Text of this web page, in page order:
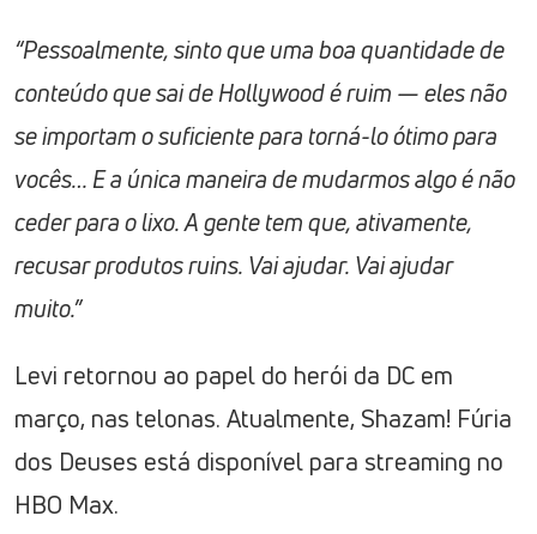
“Pessoalmente, sinto que uma boa quantidade de
conteúdo que sai de Hollywood é ruim — eles não
se importam o suficiente para torná-lo ótimo para
vocês… E a única maneira de mudarmos algo é não
ceder para o lixo. A gente tem que, ativamente,
recusar produtos ruins. Vai ajudar. Vai ajudar
muito.”
Levi retornou ao papel do herói da DC em
março, nas telonas. Atualmente, Shazam! Fúria
dos Deuses está disponível para streaming no
HBO Max.